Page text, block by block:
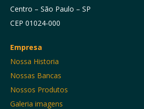
Centro – São Paulo – SP
CEP 01024-000
Empresa
Nossa Historia
Nossas Bancas
Nossos Produtos
Galeria imagens